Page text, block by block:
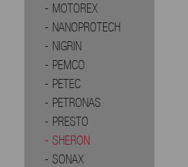
MOTOREX
NANOPROTECH
NIGRIN
PEMCO
PETEC
PETRONAS
PRESTO
SHERON
SONAX